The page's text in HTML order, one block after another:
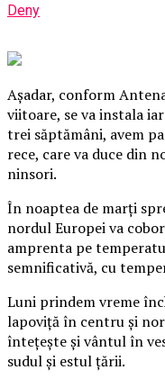
Deny
Aşadar, conform
viitoare, se va instala
trei săptămâni, avem
rece, care va duce din
ninsori.
În noaptea de marţi
nordul Europei va
amprenta pe
semnificativă, cu
Luni prindem vreme
lapoviţă în centru şi
înteţeşte şi vântul în
sudul şi estul ţării.